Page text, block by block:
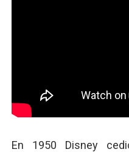
En 1950 Disney